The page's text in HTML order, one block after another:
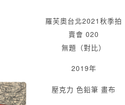
羅芙奧台北2021秋季拍
賣會 020
無題（對比）
2019年
壓克力 色鉛筆 畫布